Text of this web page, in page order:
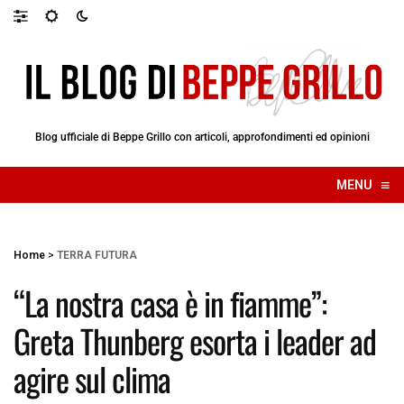
Blog ufficiale di Beppe Grillo con articoli, approfondimenti ed opinioni
MENU ≡
☰
Home > TERRA FUTURA
“La nostra casa è in fiamme”:
Greta Thunberg esorta i leader ad
agire sul clima